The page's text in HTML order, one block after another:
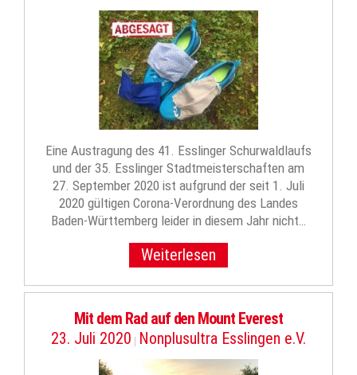
Eine Austragung des 41. Esslinger Schurwaldlaufs
und der 35. Esslinger Stadtmeisterschaften am
27. September 2020 ist aufgrund der seit 1. Juli
2020 gültigen Corona-Verordnung des Landes
Baden-Württemberg leider in diesem Jahr nicht…
Weiterlesen
Mit dem Rad auf den Mount Everest
23. Juli 2020 | Nonplusultra Esslingen e.V.